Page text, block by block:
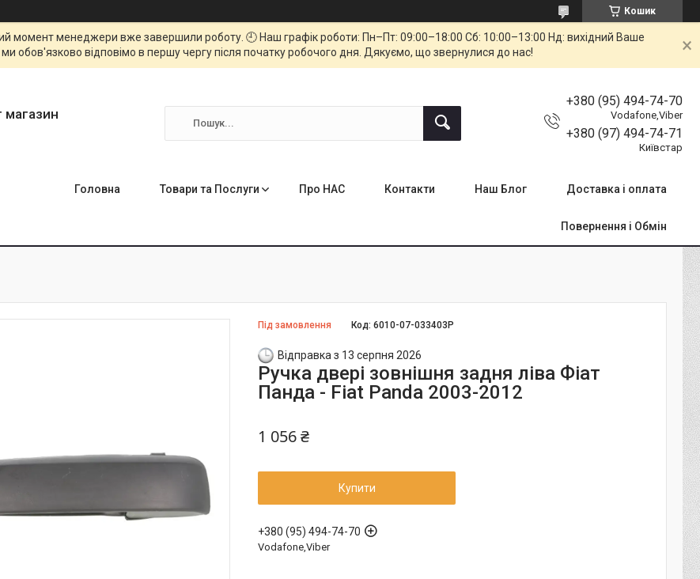
Кошик
момент менеджери вже завершили роботу. 🕘 Наш графік роботи: Пн–Пт: 09:00–18:00 Сб: 10:00–13:00 Нд: вихідний Ваше
обов'язково відповімо в першу чергу після початку робочого дня. Дякуємо, що звернулися до нас!
магазин
+380 (95) 494-74-70
Vodafone,Viber
+380 (97) 494-74-71
Київстар
Головна Товари та Послуги Про НАС Контакти Наш Блог Доставка і оплата
Повернення і Обмін
Під замовлення Код:6010-07-033403P
Відправка з 13 серпня 2026
Ручка двері зовнішня задня ліва Фіат
Панда - Fiat Panda 2003-2012
1 056 ₴
Купити
+380 (95) 494-74-70
Vodafone,Viber